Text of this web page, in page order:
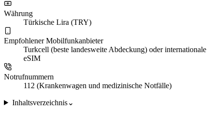
Währung
Türkische Lira (TRY)
Empfohlener Mobilfunkanbieter
Turkcell (beste landesweite Abdeckung) oder internationale
eSIM
Notrufnummern
112 (Krankenwagen und medizinische Notfälle)
Inhaltsverzeichnis⌄